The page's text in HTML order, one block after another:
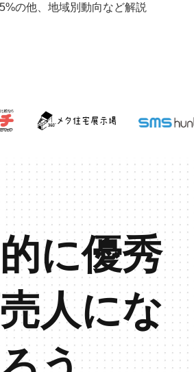
の他、地域別動向など解説
に優秀
人にな